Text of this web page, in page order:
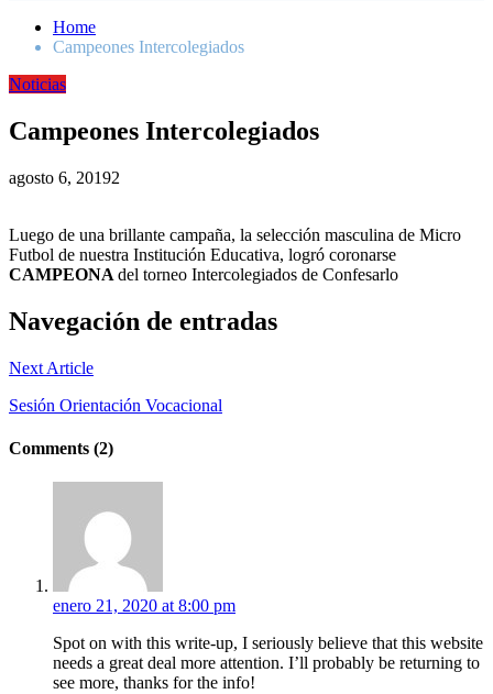
Home
Campeones Intercolegiados
Noticias
Campeones Intercolegiados
agosto 6, 20192
Luego de una brillante campaña, la selección masculina de Micro
Futbol de nuestra Institución Educativa, logró coronarse
CAMPEONA del torneo Intercolegiados de Confesarlo
Navegación de entradas
Next Article
Sesión Orientación Vocacional
Comments (2)
enero 21, 2020 at 8:00 pm
Spot on with this write-up, I seriously believe that this website
needs a great deal more attention. I’ll probably be returning to
see more, thanks for the info!